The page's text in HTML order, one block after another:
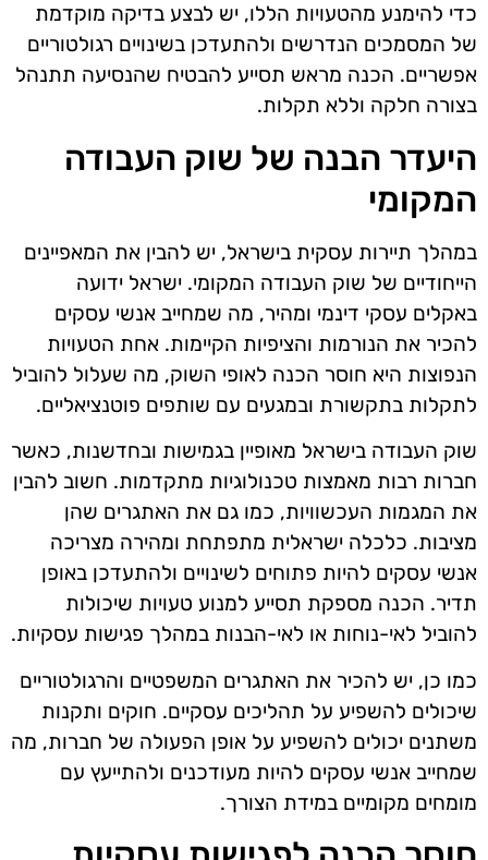
כדי להימנע מהטעויות הללו, יש לבצע בדיקה מוקדמת
של המסמכים הנדרשים ולהתעדכן בשינויים רגולטוריים
אפשריים. הכנה מראש תסייע להבטיח שהנסיעה תתנהל
בצורה חלקה וללא תקלות.
היעדר הבנה של שוק העבודה
המקומי
במהלך תיירות עסקית בישראל, יש להבין את המאפיינים
הייחודיים של שוק העבודה המקומי. ישראל ידועה
באקלים עסקי דינמי ומהיר, מה שמחייב אנשי עסקים
להכיר את הנורמות והציפיות הקיימות. אחת הטעויות
הנפוצות היא חוסר הכנה לאופי השוק, מה שעלול להוביל
לתקלות בתקשורת ובמגעים עם שותפים פוטנציאליים.
שוק העבודה בישראל מאופיין בגמישות ובחדשנות, כאשר
חברות רבות מאמצות טכנולוגיות מתקדמות. חשוב להבין
את המגמות העכשוויות, כמו גם את האתגרים שהן
מציבות. כלכלה ישראלית מתפתחת ומהירה מצריכה
אנשי עסקים להיות פתוחים לשינויים ולהתעדכן באופן
תדיר. הכנה מספקת תסייע למנוע טעויות שיכולות
להוביל לאי-נוחות או לאי-הבנות במהלך פגישות עסקיות.
כמו כן, יש להכיר את האתגרים המשפטיים והרגולטוריים
שיכולים להשפיע על תהליכים עסקיים. חוקים ותקנות
משתנים יכולים להשפיע על אופן הפעולה של חברות, מה
שמחייב אנשי עסקים להיות מעודכנים ולהתייעץ עם
מומחים מקומיים במידת הצורך.